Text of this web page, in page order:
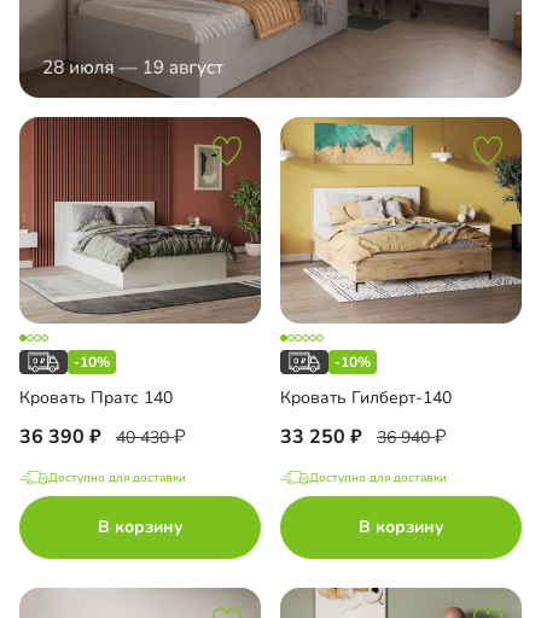
-10%
Кровать Пратс 140
36 390 40 430
Доступно для доставки
В корзину
-10%
Кровать Гилберт-140
33 250 36 940
Доступно для доставки
В корзину